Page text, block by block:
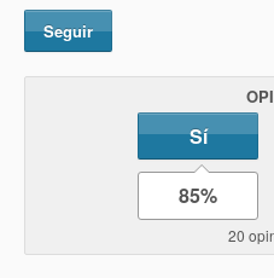
Seguir
Sí
85%
20